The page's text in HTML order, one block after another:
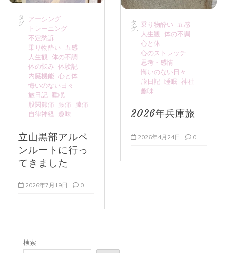
タ
グ:
アーシング
トレーニング
不定愁訴
乗り物酔い
五感
人生観 体の不調
体の悩み 体験記
内臓機能 心と体
悔いのない日々
旅日記 睡眠
股関節痛
腰痛
膝痛
自律神経
趣味
立山黒部アルペ
ンルートに行っ
てきました
2026年7月19日 0
タ
グ:
乗り物酔い
五感
人生観 体の不調
心と体
心のストレッチ
思考・感情
悔いのない日々
旅日記 睡眠 神社
趣味
2026年兵庫旅
2026年4月24日 0
検索